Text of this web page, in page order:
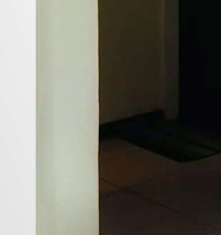
Liebe und Hass – Was ist